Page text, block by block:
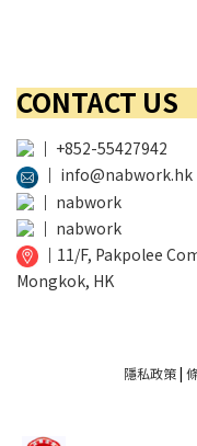
CONTACT US
│ +852-55427942
│ info@nabwork.hk
│ nabwork
│ nabwork
│ 11/F, Pakpolee
Mongkok, HK
隱私政策|